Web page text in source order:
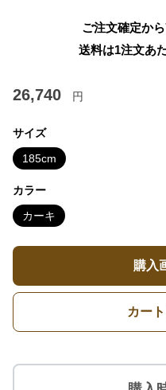
ご注文確定か
送料は1注文あ
26,740 円
サイズ
185cm
カラー
カーキ
購入
カー